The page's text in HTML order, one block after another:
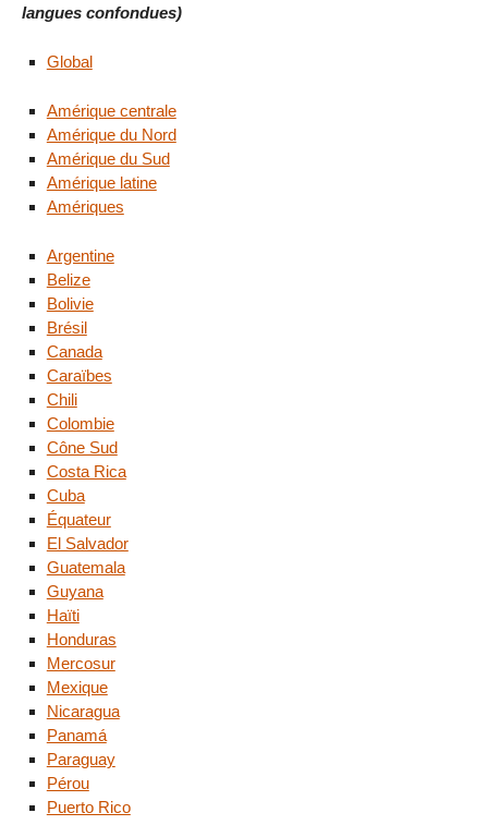
langues confondues)
Global
Amérique centrale
Amérique du Nord
Amérique du Sud
Amérique latine
Amériques
Argentine
Belize
Bolivie
Brésil
Canada
Caraïbes
Chili
Colombie
Cône Sud
Costa Rica
Cuba
Équateur
El Salvador
Guatemala
Guyana
Haïti
Honduras
Mercosur
Mexique
Nicaragua
Panamá
Paraguay
Pérou
Puerto Rico